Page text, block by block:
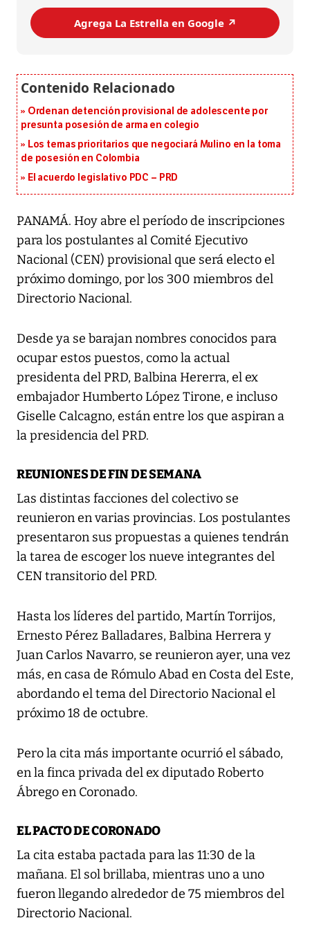
Agrega La Estrella en Google ↗️
Ordenan detención provisional de adolescente por
presunta posesión de arma en colegio
Los temas prioritarios que negociará Mulino en la toma
de posesión en Colombia
El acuerdo legislativo PDC – PRD
PANAMÁ. Hoy abre el período de inscripciones
para los postulantes al Comité Ejecutivo
Nacional (CEN) provisional que será electo el
próximo domingo, por los 300 miembros del
Directorio Nacional.
Desde ya se barajan nombres conocidos para
ocupar estos puestos, como la actual
presidenta del PRD, Balbina Hererra, el ex
embajador Humberto López Tirone, e incluso
Giselle Calcagno, están entre los que aspiran a
la presidencia del PRD.
REUNIONES DE FIN DE SEMANA
Las distintas facciones del colectivo se
reunieron en varias provincias. Los postulantes
presentaron sus propuestas a quienes tendrán
la tarea de escoger los nueve integrantes del
CEN transitorio del PRD.
Hasta los líderes del partido, Martín Torrijos,
Ernesto Pérez Balladares, Balbina Herrera y
Juan Carlos Navarro, se reunieron ayer, una vez
más, en casa de Rómulo Abad en Costa del Este,
abordando el tema del Directorio Nacional el
próximo 18 de octubre.
Pero la cita más importante ocurrió el sábado,
en la finca privada del ex diputado Roberto
Ábrego en Coronado.
EL PACTO DE CORONADO
La cita estaba pactada para las 11:30 de la
mañana. El sol brillaba, mientras uno a uno
fueron llegando alrededor de 75 miembros del
Directorio Nacional.